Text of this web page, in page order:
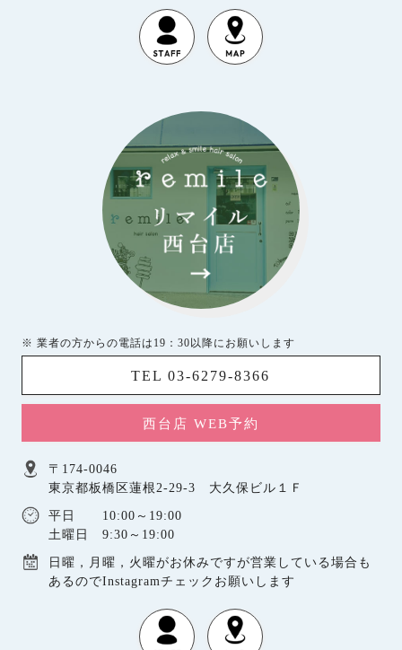
※ 業者の方からの電話は19：30以降にお願いします
TEL 03-6279-8366
西台店 WEB予約
〒174-0046
東京都板橋区蓮根2-29-3 大久保ビル１Ｆ
平日 10:00～19:00
土曜日 9:30～19:00
日曜，月曜，火曜がお休みですが営業している場合も
あるのでInstagramチェックお願いします